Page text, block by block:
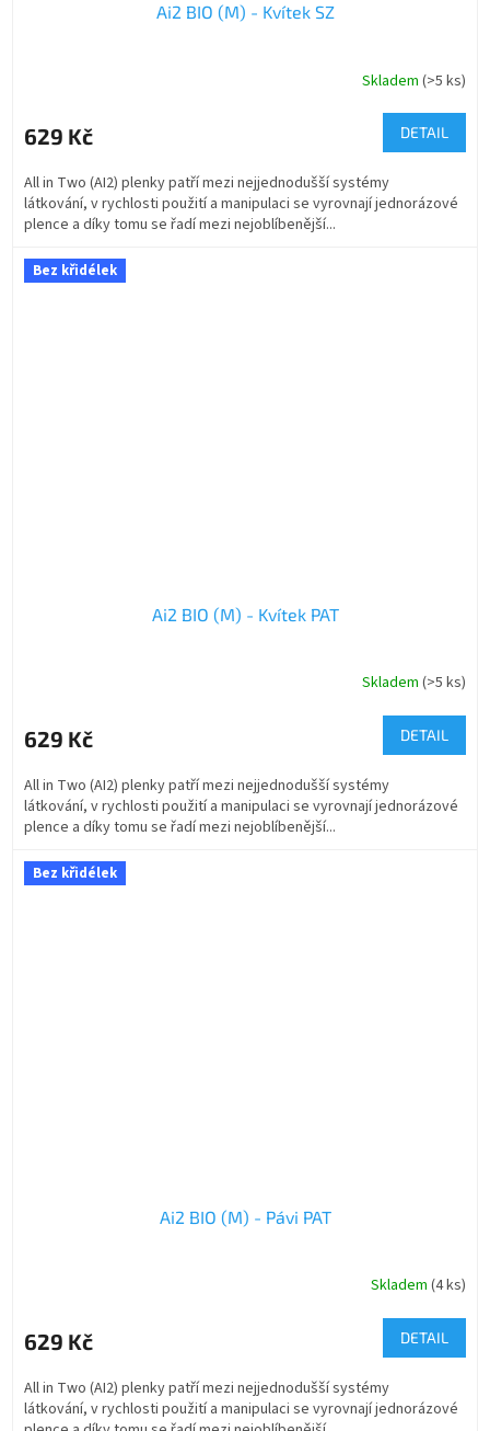
Ai2 BIO (M) - Kvítek SZ
Skladem (>5 ks)
629 Kč DETAIL
All in Two (AI2) plenky patří mezi nejjednodušší systémy
látkování, v rychlosti použití a manipulaci se vyrovnají jednorázové
plence a díky tomu se řadí mezi nejoblíbenější...
Bez křidélek
Ai2 BIO (M) - Kvítek PAT
Skladem (>5 ks)
629 Kč DETAIL
All in Two (AI2) plenky patří mezi nejjednodušší systémy
látkování, v rychlosti použití a manipulaci se vyrovnají jednorázové
plence a díky tomu se řadí mezi nejoblíbenější...
Bez křidélek
Ai2 BIO (M) - Pávi PAT
Skladem (4 ks)
629 Kč DETAIL
All in Two (AI2) plenky patří mezi nejjednodušší systémy
látkování, v rychlosti použití a manipulaci se vyrovnají jednorázové